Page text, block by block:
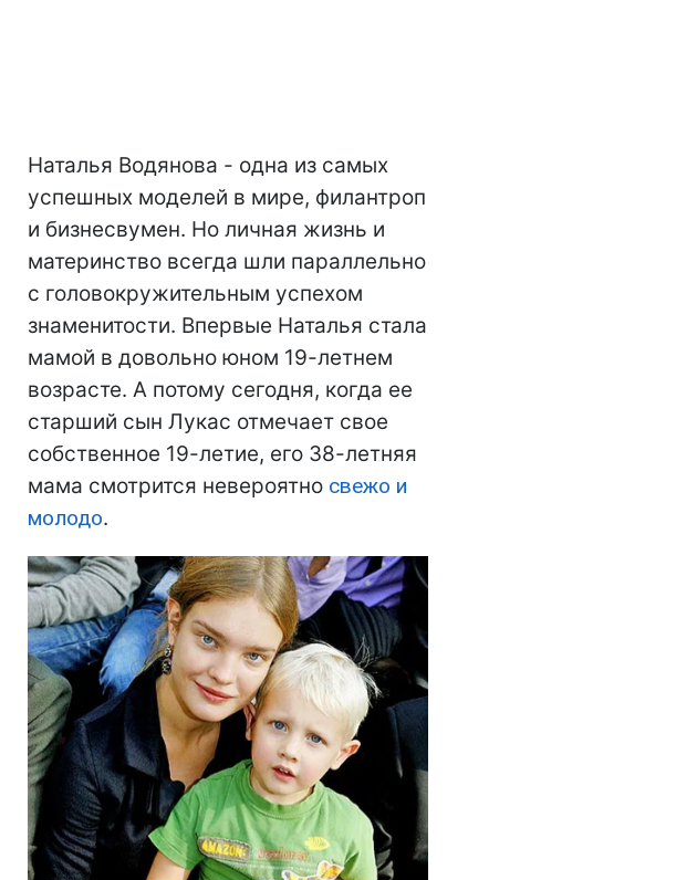
Наталья Водянова - одна из самых
успешных моделей в мире, филантроп
и бизнесвумен. Но личная жизнь и
материнство всегда шли параллельно
с головокружительным успехом
знаменитости. Впервые Наталья стала
мамой в довольно юном 19-летнем
возрасте. А потому сегодня, когда ее
старший сын Лукас отмечает свое
собственное 19-летие, его 38-летняя
мама смотрится невероятно свежо и
молодо.